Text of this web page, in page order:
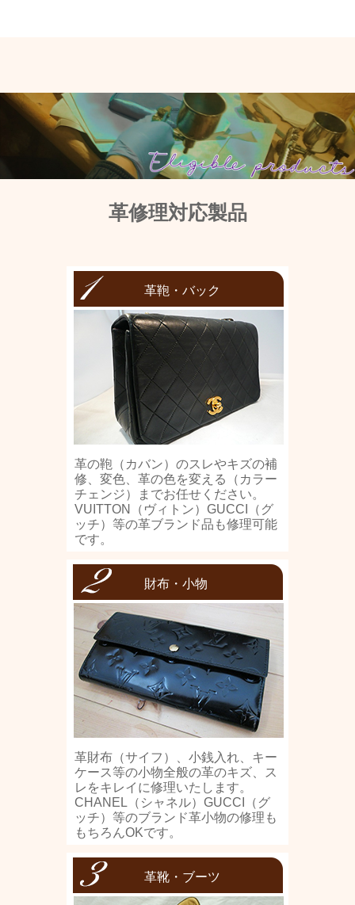
革修理対応製品
革鞄・バック
革の鞄（カバン）のスレやキズの補
修、変色、革の色を変える（カラー
チェンジ）までお任せください。
VUITTON（ヴィトン）GUCCI（グ
ッチ）等の革ブランド品も修理可能
です。
財布・小物
革財布（サイフ）、小銭入れ、キー
ケース等の小物全般の革のキズ、ス
レをキレイに修理いたします。
CHANEL（シャネル）GUCCI（グ
ッチ）等のブランド革小物の修理も
もちろんOKです。
革靴・ブーツ